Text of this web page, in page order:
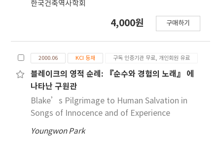
벗어난 자유로운 정신으로 새로운 형식의 시를 계속
한국건축역사학회
4,000원 구매하기
2000.06 KCI 등재 구독 인증기관 무료, 개인회원 유료
블레이크의 영적 순례: 『순수와 경험의 노래』 에
나타난 구원관
Blake’s Pilgrimage to Human Salvation in
Songs of Innocence and of Experience
Youngwon Park